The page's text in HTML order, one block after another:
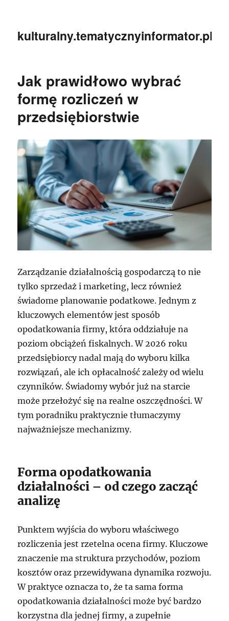
kulturalny.tematycznyinformator.pl
Jak prawidłowo wybrać
formę rozliczeń w
przedsiębiorstwie
Zarządzanie działalnością gospodarczą to nie
tylko sprzedaż i marketing, lecz również
świadome planowanie podatkowe. Jednym z
kluczowych elementów jest sposób
opodatkowania firmy, która oddziałuje na
poziom obciążeń fiskalnych. W 2026 roku
przedsiębiorcy nadal mają do wyboru kilka
rozwiązań, ale ich opłacalność zależy od wielu
czynników. Świadomy wybór już na starcie
może przełożyć się na realne oszczędności. W
tym poradniku praktycznie tłumaczymy
najważniejsze mechanizmy.
Forma opodatkowania
działalności – od czego zacząć
analizę
Punktem wyjścia do wyboru właściwego
rozliczenia jest rzetelna ocena firmy. Kluczowe
znaczenie ma struktura przychodów, poziom
kosztów oraz przewidywana dynamika rozwoju.
W praktyce oznacza to, że ta sama forma
opodatkowania działalności może być bardzo
korzystna dla jednej firmy, a zupełnie